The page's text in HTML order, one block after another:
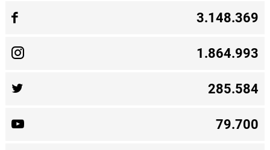
3.148.369
1.864.993
285.584
79.700